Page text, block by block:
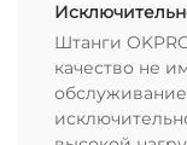
Штанги
качество не